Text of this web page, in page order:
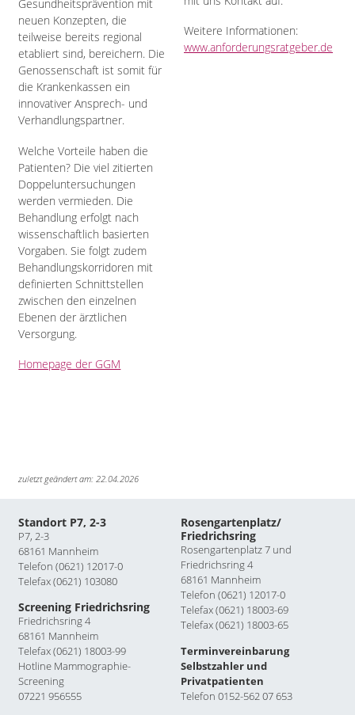
Gesundheitsprävention mit
neuen Konzepten, die
teilweise bereits regional
etabliert sind, bereichern. Die
Genossenschaft ist somit für
die Krankenkassen ein
innovativer Ansprech- und
Verhandlungspartner.
Welche Vorteile haben die
Patienten? Die viel zitierten
Doppeluntersuchungen
werden vermieden. Die
Behandlung erfolgt nach
wissenschaftlich basierten
Vorgaben. Sie folgt zudem
Behandlungskorridoren mit
definierten Schnittstellen
zwischen den einzelnen
Ebenen der ärztlichen
Versorgung.
Homepage der GGM
Weitere Informationen:
www.anforderungsratgeber.de
zuletzt geändert am: 22.04.2026
Standort P7, 2-3
P7, 2-3
68161 Mannheim
Telefon (0621) 12017-0
Telefax (0621) 103080
Screening Friedrichsring
Friedrichsring 4
68161 Mannheim
Telefax (0621) 18003-99
Hotline Mammographie-
Screening
07221 956555
Rosengartenplatz/
Friedrichsring
Rosengartenplatz 7 und
Friedrichsring 4
68161 Mannheim
Telefon (0621) 12017-0
Telefax (0621) 18003-69
Telefax (0621) 18003-65
Terminvereinbarung
Selbstzahler und
Privatpatienten
Telefon 0152-562 07 653